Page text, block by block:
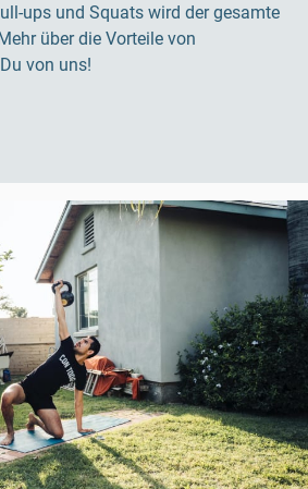
ups und Squats wird der gesamte
über die Vorteile von
von uns!